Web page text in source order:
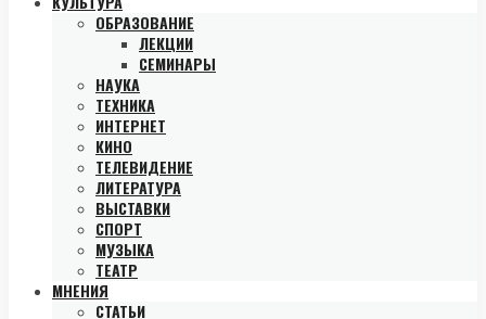
ОБРАЗОВАНИЕ
ЛЕКЦИИ
СЕМИНАРЫ
НАУКА
ТЕХНИКА
ИНТЕРНЕТ
КИНО
ТЕЛЕВИДЕНИЕ
ЛИТЕРАТУРА
ВЫСТАВКИ
СПОРТ
МУЗЫКА
ТЕАТР
МНЕНИЯ
СТАТЬИ